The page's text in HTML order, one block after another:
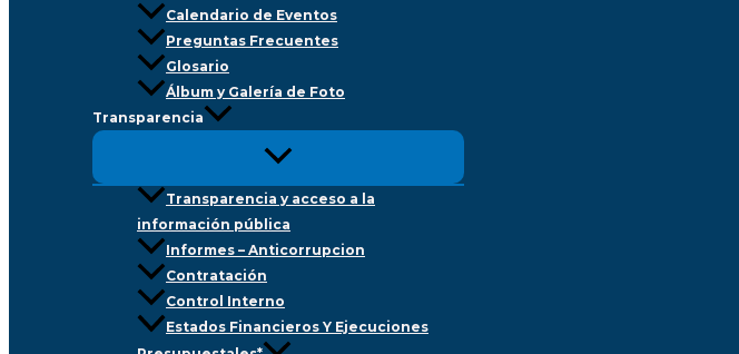
Calendario de Eventos
Preguntas Frecuentes
Glosario
Álbum y Galería de Foto
Transparencia
Transparencia y acceso a la
información pública
Informes – Anticorrupcion
Contratación
Control Interno
Estados Financieros Y Ejecuciones